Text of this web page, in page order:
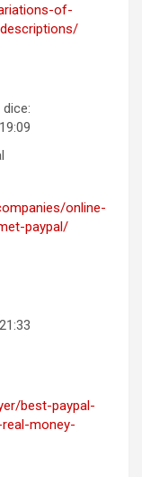
of-
dice:
online-
paypal/
best-paypal-
money-